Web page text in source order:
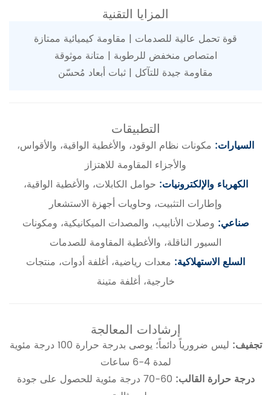
المزايا التقنية
قوة تحمل عالية للصدمات | مقاومة كيميائية ممتازة
امتصاص منخفض للرطوبة | متانة موثوقة
مقاومة جيدة للتآكل | ثبات أبعاد مُحسّن
التطبيقات
السيارات: مكونات نظام الوقود، والأغطية الواقية، والأقواس،
والأجزاء المقاومة للاهتزاز
الكهرباء والإلكترونيات: حوامل الكابلات، والأغطية الواقية،
وإطارات التثبيت، وحاويات أجهزة الاستشعار
صناعي: وصلات الأنابيب، والمصدات الميكانيكية، ومكونات
السيور الناقلة، والأغطية المقاومة للصدمات
السلع الاستهلاكية: معدات رياضية، أغلفة أدوات، منتجات
خارجية، أغلفة متينة
إرشادات المعالجة
تجفيف:
ليس ضرورياً دائماً؛ يوصى بدرجة حرارة 100 درجة مئوية
لمدة 4-6 ساعات
درجة حرارة القالب:
60-70 درجة مئوية للحصول على جودة